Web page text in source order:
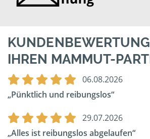
IHREN MAMMUT-
06.08.2026
Pünktlich und reibungslos
29.07.2026
Alles ist reibungslos abgelaufen